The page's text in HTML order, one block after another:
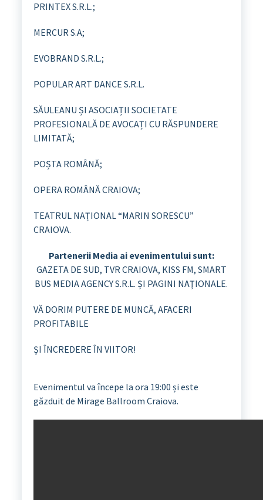
PRINTEX S.R.L.;
MERCUR S.A;
EVOBRAND S.R.L.;
POPULAR ART DANCE S.R.L.
SĂULEANU ȘI ASOCIAȚII SOCIETATE
PROFESIONALĂ DE AVOCAȚI CU RĂSPUNDERE
LIMITATĂ;
POȘTA ROMÂNĂ;
OPERA ROMÂNĂ CRAIOVA;
TEATRUL NAȚIONAL “MARIN SORESCU”
CRAIOVA.
Partenerii Media ai evenimentului sunt:
GAZETA DE SUD, TVR CRAIOVA, KISS FM, SMART
BUS MEDIA AGENCY S.R.L. ȘI PAGINI NAŢIONALE.
VĂ DORIM PUTERE DE MUNCĂ, AFACERI
PROFITABILE
ȘI ÎNCREDERE ÎN VIITOR!
Evenimentul va începe la ora 19:00 și este
găzduit de Mirage Ballroom Craiova.